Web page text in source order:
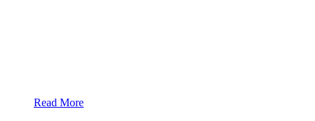
Read More